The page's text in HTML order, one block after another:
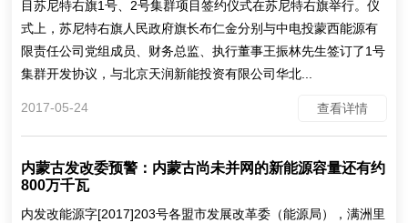
目苏尼特右旗1号、2号集群项目签约仪式在苏尼特右旗举行。仪
式上，苏尼特右旗人民政府旗长布仁金分别与中电投蒙西能源有
限责任公司党组成员、财务总监、执行董事王振林先生签订了1号
集群开发协议，与北京天润新能投资有限公司华北...
2017-05-24 查看详情
内蒙古发改委预警：内蒙古尚未并网的新能源容量还有约
800万千瓦
内发改能源字[2017]203号各盟市发展改革委（能源局），满洲里